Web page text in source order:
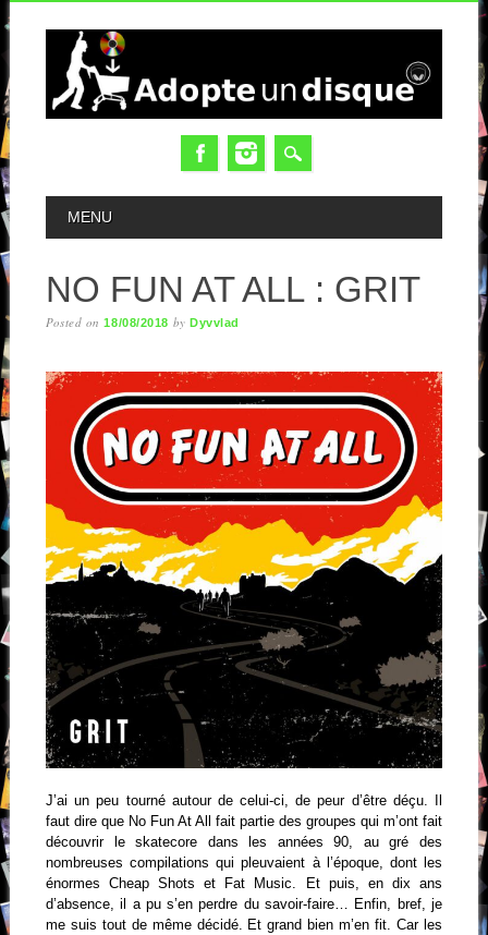
MAIN MENU
MENU
NO FUN AT ALL : GRIT
Posted on18/08/2018 byDyvvlad
J’ai un peu tourné autour de celui-ci, de peur d’être déçu. Il
faut dire que No Fun At All fait partie des groupes qui m’ont fait
découvrir le skatecore dans les années 90, au gré des
nombreuses compilations qui pleuvaient à l’époque, dont les
énormes Cheap Shots et Fat Music. Et puis, en dix ans
d’absence, il a pu s’en perdre du savoir-faire… Enfin, bref, je
me suis tout de même décidé. Et grand bien m’en fit. Car les